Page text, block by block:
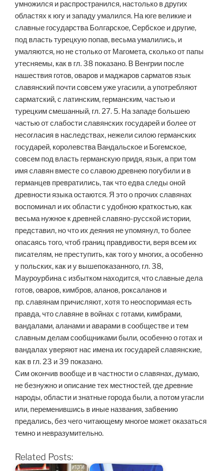
умножился и распространился, настолько в других
областях к югу и западу умалился. На юге великие и
славные государства Болгарское, Сербское и другие,
под власть турецкую попав, весьма умалились, и
умаляются, но не столько от Магомета, сколько от папы
утесняемы, как в гл. 38 показано. В Венгрии после
нашествия готов, оваров и маджаров сарматов язык
славянский почти совсем уже угасили, а употребляют
сарматский, с латинским, германским, частью и
турецким смешанный, гл. 27. 5. На западе большею
частью от слабости славянских государей и более от
несогласия в наследствах, нежели силою германских
государей, королевства Вандальское и Богемское,
совсем под власть германскую придя, язык, а при том
имя славян вместе со славою древнею погубили и в
германцев превратились, так что едва следы оной
древности языка остаются. Я это о прочих славянах
воспоминал и их области с удобною краткостью, как
весьма нужное к древней славяно-русской истории,
представил, но что их деяния не упомянул, то более
опасаясь того, чтоб границ правдивости, веря всем их
писателям, не преступить, как того у многих, а особенно
у польских, как и у вышепоказанного, гл. 38,
Мауроурбина с избытком находится, что славные дела
готов, оваров, кимбров, аланов, роксаланов и
пр. славянам причисляют, хотя то неоспоримая есть
правда, что славяне в войнах с готами, кимбрами,
вандалами, аланами и аварами в сообществе и тем
славным делам сообщниками были, особенно о готах и
вандалах уверяют нас имена их государей славянские,
как в гл. 23 и 39 показано.
Сим окончив вообще и в частности о славянах, думаю,
не безнужно и описание тех местностей, где древние
народы, области и знатные города были, а потом угасли
или, переменившись в иные названия, забвению
предались, без чего читающему многое может оказаться
темно и невразумительно.
Related Posts: